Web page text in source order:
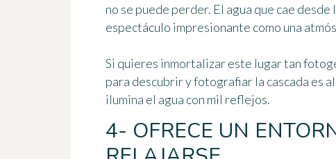
no se puede perder. El agua que cae
espectáculo impresionante como una
Si quieres inmortalizar este lugar tan
para descubrir y fotografiar la cascada es
ilumina el agua con mil reflejos.
4- OFRECE UN